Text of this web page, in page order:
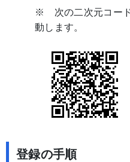
※ 次の二次元コード
動します。
登録の手順